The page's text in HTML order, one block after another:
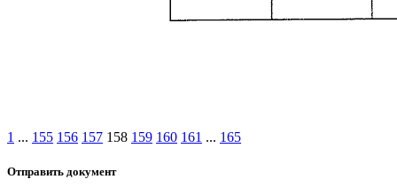
1 ... 155 156 157 158 159 160 161 ... 165
Отправить документ